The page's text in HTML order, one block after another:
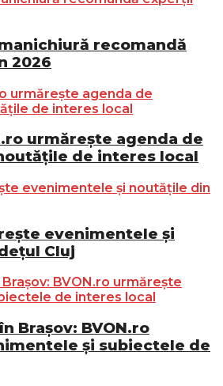
recomandă
2026
urmărește agenda de
de interes local
evenimentele și
Cluj
Brașov: BVON.ro
și subiectele de